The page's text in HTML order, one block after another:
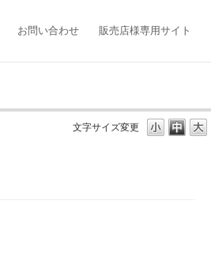
お問い合わせ 販売店様専用サイト
文字サイズ変更